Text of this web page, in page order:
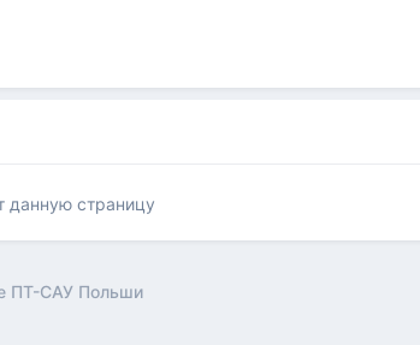
данную страницу
ПТ-САУ Польши